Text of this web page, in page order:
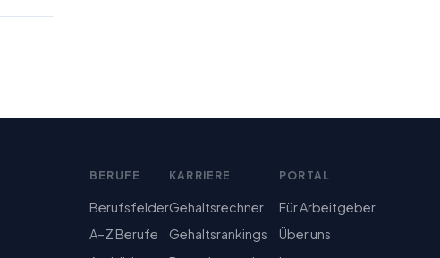
BERUFE
Berufsfelder
A–Z Berufe
KARRIERE
Gehaltsrechner
Gehaltsrankings
PORTAL
Für Arbeitgeber
Über uns